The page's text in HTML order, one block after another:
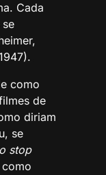
Cada
como
de
diriam
se
stop